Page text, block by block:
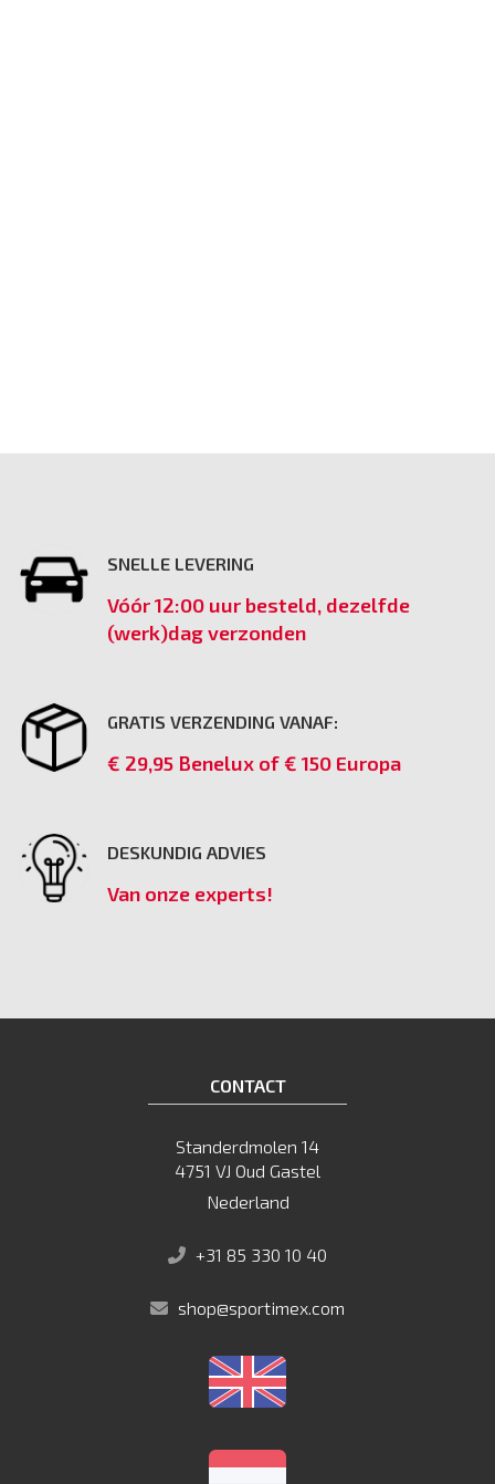
SNELLE LEVERING
Vóór 12:00 uur besteld, dezelfde
(werk)dag verzonden
GRATIS VERZENDING VANAF:
€ 29,95 Benelux of € 150 Europa
DESKUNDIG ADVIES
Van onze experts!
CONTACT
Standerdmolen 14
4751 VJ Oud Gastel
Nederland
+31 85 330 10 40
shop@sportimex.com